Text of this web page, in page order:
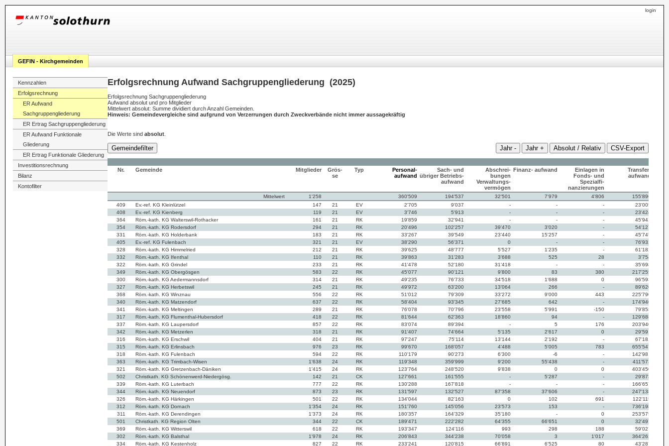
login
GEFIN - Kirchgemeinden
Kennzahlen
Erfolgsrechnung
ER Aufwand
Sachgruppengliederung
ER Ertrag Sachgruppengliederung
ER Aufwand Funktionale
Gliederung
ER Ertrag Funktionale Gliederung
Investitionsrechnung
Bilanz
Kontofilter
Erfolgsrechnung Aufwand Sachgruppengliederung (2025)
Erfolgsrechnung Sachgruppengliederung
Aufwand absolut und pro Mitglieder
Mittelwert absolut: Summe dividiert durch Anzahl Gemeinden.
Hinweis: Gemeindevergleiche sind aufgrund von Verzerrungen durch Zweckverbände nicht immer aussagekräftig
Die Werte sind absolut
Gemeindefilter Jahr - Jahr + Absolut / Relativ CSV-Export
Nr. Gemeinde Mitglieder
Grös-
se
Typ
Personal-
aufwand
Sach- und
übriger Betriebs-
aufwand
Abschrei-
bungen
Verwaltungs-
vermögen
Finanz- aufwand
Einlagen in
Fonds- und
Spezialfi-
nanzierungen
Transfer-
aufwand
Mittelwert 1'258 360'509 194'537 32'501 7'979 4'806
155'896
409
Ev.-ref. KG Kleinlützel 147 21 EV 2'705 9'037 - - -
23'005
408
Ev.-ref. KG Kienberg 119 21 EV 3'746 5'913 - - -
23'424
364
Röm.-kath. KG Walterswil-Rothacker 161 21 RK 19'859 32'941 - - -
45'941
354
Röm.-kath. KG Rodersdorf 294 21 RK 20'496 102'257 39'470 3'020 -
54'127
331
Röm.-kath. KG Holderbank 183 21 RK 33'267 39'549 23'440 15'257 -
45'745
405
Ev.-ref. KG Fulenbach 321 21 EV 38'290 56'371 0 - -
76'932
328
Röm.-kath. KG Himmelried 212 21 RK 39'625 48'777 5'527 1'235 -
61'182
332
Röm.-kath. KG Ifenthal 110 21 RK 39'863 31'283 3'688 525 28
3'754
322
Röm.-kath. KG Grindel 233 21 RK 41'478 52'180 31'418 - -
35'698
349
Röm.-kath. KG Obergösgen 583 22 RK 45'077 90'121 9'800 83 380
217'255
300
Röm.-kath. KG Aedermannsdorf 314 21 RK 49'235 76'733 34'518 1'688 0
96'593
327
Röm.-kath. KG Herbetswil 245 21 RK 49'972 63'200 13'064 266 -
89'620
368
Röm.-kath. KG Winznau 556 22 RK 51'012 79'309 33'272 9'000 443
225'790
340
Röm.-kath. KG Matzendorf 637 22 RK 58'404 93'345 27'685 642 -
174'940
341
Röm.-kath. KG Meltingen 289 21 RK 76'078 70'796 23'558 5'991 -150
79'858
317
Röm.-kath. KG Flumenthal-Hubersdorf 418 22 RK 81'644 62'363 18'860 94 -
129'688
337
Röm.-kath. KG Laupersdorf 857 22 RK 83'074 89'394 - 5 176
203'940
342
Röm.-kath. KG Metzerlen 318 21 RK 91'407 74'664 5'135 2'617 0
29'591
316
Röm.-kath. KG Erschwil 404 21 RK 97'247 75'114 13'144 2'192 -
67'181
315
Röm.-kath. KG Erlinsbach 976 23 RK 99'670 168'057 4'488 5'005 783
655'547
318
Röm.-kath. KG Fulenbach 594 22 RK 110'179 90'273 6'300 -6 -
142'981
363
Röm.-kath. KG Trimbach-Wisen 1'638 24 RK 119'348 359'999 9'200 55'438 -
411'573
321
Röm.-kath. KG Gretzenbach-Däniken 1'415 24 RK 123'764 248'520 9'838 0 0
403'450
502
Christkath. KG Schönenwerd-Niedergösg. 142 21 CK 127'661 161'555 - 5'287 -
29'873
339
Röm.-kath. KG Luterbach 777 22 RK 130'288 167'818 - - -
166'657
344
Röm.-kath. KG Neuendorf 873 23 RK 131'597 132'527 87'358 37'606 -
247'138
326
Röm.-kath. KG Härkingen 501 22 RK 134'044 82'163 0 102 691
122'115
312
Röm.-kath. KG Dornach 1'354 24 RK 151'760 145'056 23'573 153 -
736'198
311
Röm.-kath. KG Derendingen 1'373 24 RK 180'357 164'329 35'180 - 0
253'575
501
Christkath. KG Region Olten 344 22 CK 189'471 222'282 64'355 66'651 0
32'497
369
Röm.-kath. KG Witterswil 618 22 RK 193'347 124'116 993 298 188
59'027
302
Röm.-kath. KG Balsthal 1'978 24 RK 206'843 344'238 70'058 3 1'017
364'262
334
Röm.-kath. KG Kestenholz 827 22 RK 233'241 120'815 66'891 6'525 80 43'287